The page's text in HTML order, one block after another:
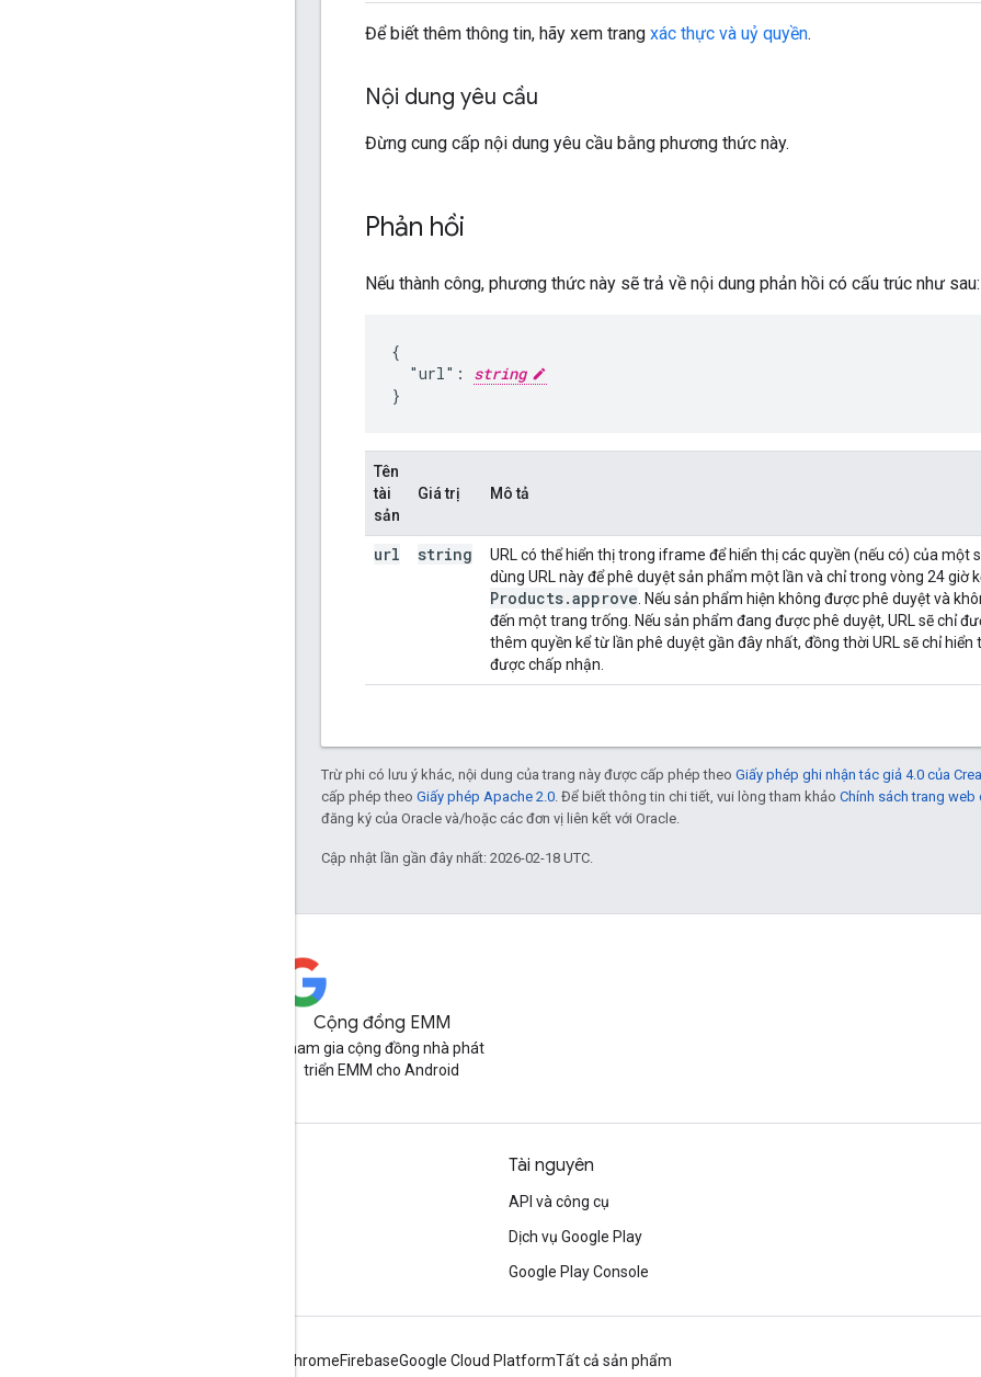
Để biết thêm thông tin, hãy xem trang xác thực và uỷ quyền.
Nội dung yêu cầu
Đừng cung cấp nội dung yêu cầu bằng phương thức này.
Phản hồi
Nếu thành công, phương thức này sẽ trả về nội dung phản hồi có cấu trúc như sau:
{
  "url":
string
}
Tên
tài
sản
Giá trị Mô tả
url string
URL có thể hiển thị trong iframe để hiển thị các quyền (nếu có) của một
dùng URL này để phê duyệt sản phẩm một lần và chỉ trong vòng 24 giờ
Products.approve . Nếu sản phẩm hiện không được phê duyệt và
đến một trang trống. Nếu sản phẩm đang được phê duyệt, URL sẽ chỉ
thêm quyền kể từ lần phê duyệt gần đây nhất, đồng thời URL sẽ chỉ
được chấp nhận.
Trừ phi có lưu ý khác, nội dung của trang này được cấp phép theo Giấy phép ghi nhận tác giả 4.0 của
cấp phép theo Giấy phép Apache 2.0 . Để biết thông tin chi tiết, vui lòng tham khảo Chính sách trang
đăng ký của Oracle và/hoặc các đơn vị liên kết với Oracle.
Cập nhật lần gần đây nhất: 2026-02-18 UTC.
Cộng đồng EMM
Tham gia cộng đồng nhà phát
triển EMM cho Android
Tài nguyên
API và công cụ
Dịch vụ Google Play
Google Play Console
ChromeFirebaseGoogle Cloud PlatformTất cả sản phẩm